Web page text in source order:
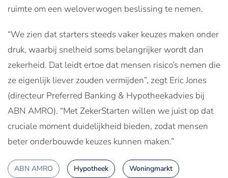
ruimte om een weloverwogen beslissing te nemen.
“We zien dat starters steeds vaker keuzes maken onder
druk, waarbij snelheid soms belangrijker wordt dan
zekerheid. Dat leidt ertoe dat mensen risico’s nemen die
ze eigenlijk liever zouden vermijden”, zegt Eric Jones
(directeur Preferred Banking & Hypotheekadvies bij
ABN AMRO). “Met ZekerStarten willen we juist op dat
cruciale moment duidelijkheid bieden, zodat mensen
beter onderbouwde keuzes kunnen maken.”
ABN AMRO Hypotheek Woningmarkt